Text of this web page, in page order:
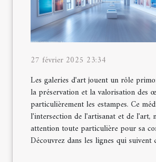
27 février 2025 23:34
Les galeries d'art jouent un rôle
la préservation et la valorisation des
particulièrement les estampes. Ce
l'intersection de l'artisanat et de l'art,
attention toute particulière pour sa
Découvrez dans les lignes qui suivent